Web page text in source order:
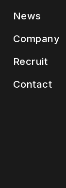
News
Company
Recruit
Contact